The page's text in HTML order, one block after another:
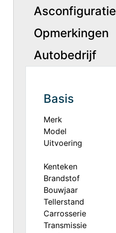
Asconfiguratie
Opmerkingen
Autobedrijf
Basis
Merk
Model
Uitvoering
Kenteken
Brandstof
Bouwjaar
Tellerstand
Carrosserie
Transmissie